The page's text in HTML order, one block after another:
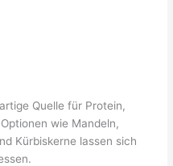
Quelle für Protein,
wie Mandeln,
Kürbiskerne lassen sich